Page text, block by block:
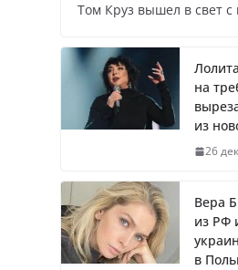
Названы
Что заявил
Житель
Том Круз вышел в свет с
на
из
26
Вера
из РФ
в